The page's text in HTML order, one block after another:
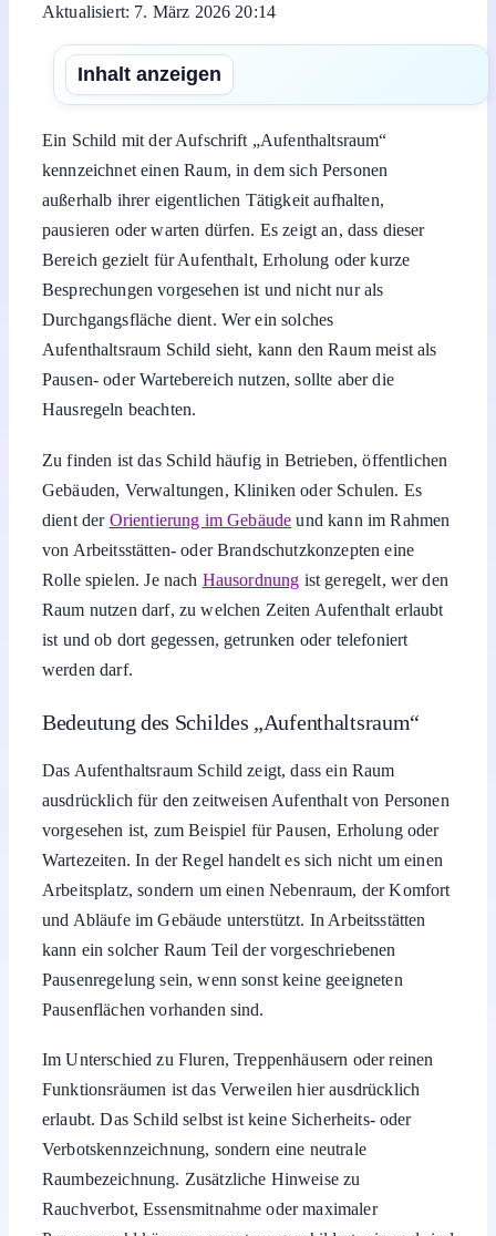
Aktualisiert: 7. März 2026 20:14
Inhalt anzeigen
Ein Schild mit der Aufschrift „Aufenthaltsraum“
kennzeichnet einen Raum, in dem sich Personen
außerhalb ihrer eigentlichen Tätigkeit aufhalten,
pausieren oder warten dürfen. Es zeigt an, dass dieser
Bereich gezielt für Aufenthalt, Erholung oder kurze
Besprechungen vorgesehen ist und nicht nur als
Durchgangsfläche dient. Wer ein solches
Aufenthaltsraum Schild sieht, kann den Raum meist als
Pausen- oder Wartebereich nutzen, sollte aber die
Hausregeln beachten.
Zu finden ist das Schild häufig in Betrieben, öffentlichen
Gebäuden, Verwaltungen, Kliniken oder Schulen. Es
dient der Orientierung im Gebäude und kann im Rahmen
von Arbeitsstätten- oder Brandschutzkonzepten eine
Rolle spielen. Je nach Hausordnung ist geregelt, wer den
Raum nutzen darf, zu welchen Zeiten Aufenthalt erlaubt
ist und ob dort gegessen, getrunken oder telefoniert
werden darf.
Bedeutung des Schildes „Aufenthaltsraum“
Das Aufenthaltsraum Schild zeigt, dass ein Raum
ausdrücklich für den zeitweisen Aufenthalt von Personen
vorgesehen ist, zum Beispiel für Pausen, Erholung oder
Wartezeiten. In der Regel handelt es sich nicht um einen
Arbeitsplatz, sondern um einen Nebenraum, der Komfort
und Abläufe im Gebäude unterstützt. In Arbeitsstätten
kann ein solcher Raum Teil der vorgeschriebenen
Pausenregelung sein, wenn sonst keine geeigneten
Pausenflächen vorhanden sind.
Im Unterschied zu Fluren, Treppenhäusern oder reinen
Funktionsräumen ist das Verweilen hier ausdrücklich
erlaubt. Das Schild selbst ist keine Sicherheits- oder
Verbotskennzeichnung, sondern eine neutrale
Raumbezeichnung. Zusätzliche Hinweise zu
Rauchverbot, Essensmitnahme oder maximaler